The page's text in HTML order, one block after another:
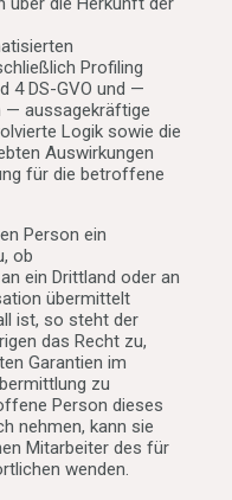
Profiling
4 DS-GVO und —
— aussagekräftige
Logik sowie die
Auswirkungen
für die betroffene
Person ein
ob
ein Drittland oder an
übermittelt
ist, so steht der
das Recht zu,
Garantien im
zu
Person dieses
nehmen, kann sie
Mitarbeiter des für
wenden.